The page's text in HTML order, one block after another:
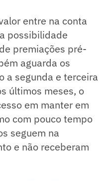
entre na conta
possibilidade
premiações pré-
aguarda os
a segunda e terceira
últimos meses, o
em manter em
com pouco tempo
seguem na
e não receberam